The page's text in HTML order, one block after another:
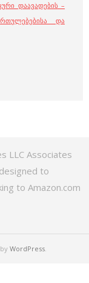
დაავადების –
და
LLC Associates
to
to Amazon.com
WordPress.